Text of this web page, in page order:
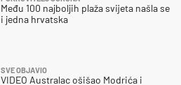
SVE OBJAVIO
VIDEO Australac ošišao Modrića i
Među 100 najboljih plaža svijeta našla se
i jedna hrvatska